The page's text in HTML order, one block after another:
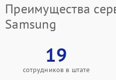
Преимущества
Samsung
19
сотрудников в штате